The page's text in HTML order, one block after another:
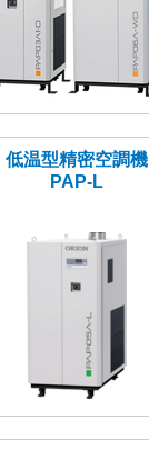
低温型精密空調機
PAP-L